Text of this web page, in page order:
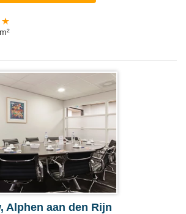
Alphen aan den Rijn